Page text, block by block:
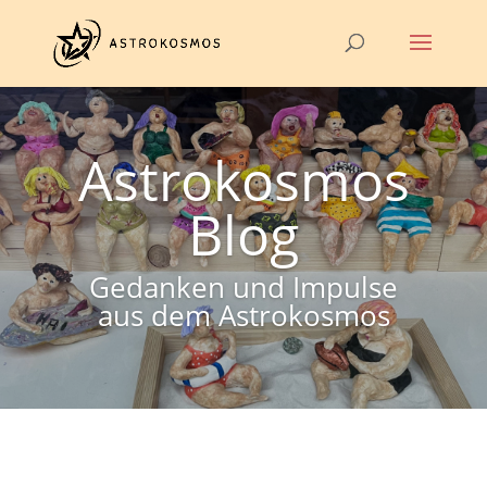
Astrokosmos
Blog
Gedanken und Impulse
aus dem Astrokosmos